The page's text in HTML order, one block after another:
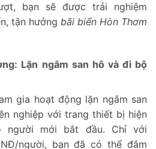
bạn sẽ được trải nghiệm
tận hưởng bãi biển Hòn Thơm
Lặn ngắm san hô và đi bộ
gia hoạt động lặn ngắm san
nghiệp với trang thiết bị hiện
người mới bắt đầu. Chỉ với
người, bạn đã có thể đắm